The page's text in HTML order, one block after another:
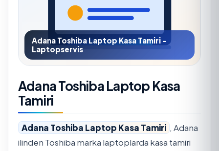
Adana Toshiba Laptop Kasa Tamiri -
Laptopservis
Adana Toshiba Laptop Kasa
Tamiri
Adana Toshiba Laptop Kasa Tamiri , Adana
ilinden Toshiba marka laptoplarda kasa tamiri